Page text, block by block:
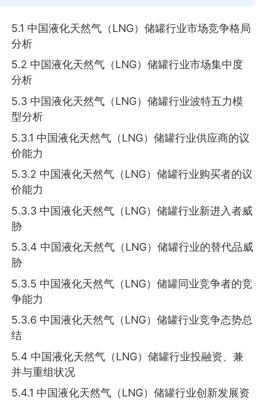
5.1 中国液化天然气（LNG）储罐行业市场竞争格局
分析
5.2 中国液化天然气（LNG）储罐行业市场集中度
分析
5.3 中国液化天然气（LNG）储罐行业波特五力模
型分析
5.3.1 中国液化天然气（LNG）储罐行业供应商的议
价能力
5.3.2 中国液化天然气（LNG）储罐行业购买者的议
价能力
5.3.3 中国液化天然气（LNG）储罐行业新进入者威
胁
5.3.4 中国液化天然气（LNG）储罐行业的替代品威
胁
5.3.5 中国液化天然气（LNG）储罐同业竞争者的竞
争能力
5.3.6 中国液化天然气（LNG）储罐行业竞争态势总
结
5.4 中国液化天然气（LNG）储罐行业投融资、兼
并与重组状况
5.4.1 中国液化天然气（LNG）储罐行业创新发展资